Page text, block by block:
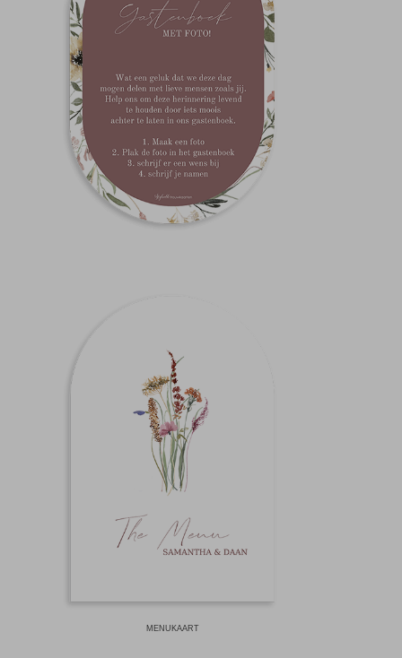
MENUKAART